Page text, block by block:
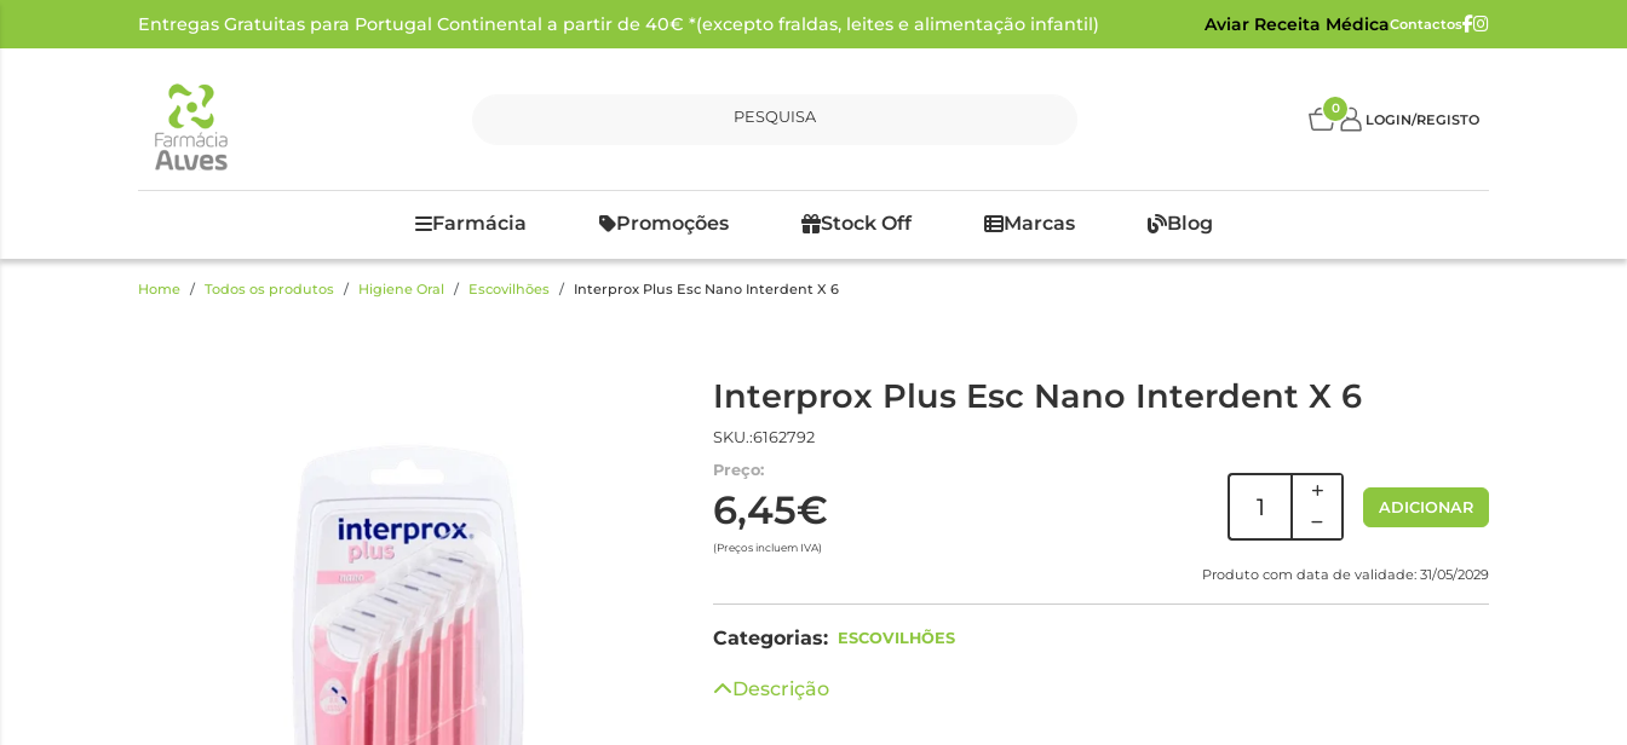
Entregas Gratuitas para Portugal Continental a partir de 40€ *(excepto fraldas, leites e alimentação infantil) Aviar Receita MédicaContactos
PESQUISA 0
LOGIN/REGISTO
Farmácia Promoções Stock Off Marcas Blog
Home Todos os produtos Higiene Oral Escovilhões Interprox Plus Esc Nano Interdent X 6
Interprox Plus Esc Nano Interdent X 6
SKU.:6162792
Preço:
6,45€
(Preços incluem IVA)
ADICIONAR
Produto com data de validade: 31/05/2029
Categorias: ESCOVILHÕES
Descrição